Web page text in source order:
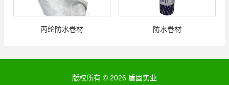
丙纶防水卷材 防水卷材
版权所有 © 2026 盾固实业